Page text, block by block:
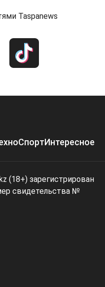
Taspanews
СпортИнтересное
(18+) зарегистрирован
свидетельства №